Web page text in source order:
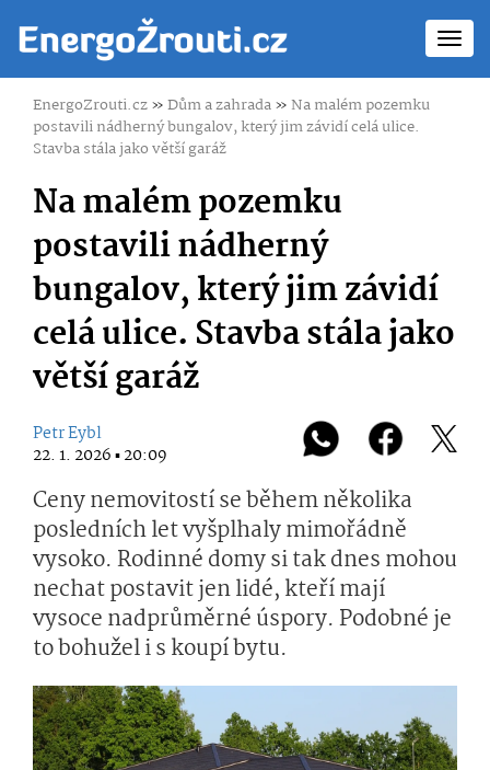
EnergoZrouti.cz»Dům a zahrada»Na malém pozemku
postavili nádherný bungalov, který jim závidí celá ulice.
Stavba stála jako větší garáž
Na malém pozemku
postavili nádherný
bungalov, který jim závidí
celá ulice. Stavba stála jako
větší garáž
Petr Eybl
22. 1. 2026 ▪ 20:09
Ceny nemovitostí se během několika
posledních let vyšplhaly mimořádně
vysoko. Rodinné domy si tak dnes mohou
nechat postavit jen lidé, kteří mají
vysoce nadprůměrné úspory. Podobné je
to bohužel i s koupí bytu.